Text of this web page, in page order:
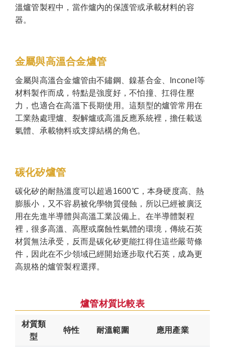
溫爐管製程中，當作爐內的保護管或承載材料的容
器。
金屬與高溫合金爐管
金屬與高溫合金爐管由不鏽鋼、鎳基合金、Inconel等
材料製作而成，特點是強度好，不怕撞、扛得住壓
力，也適合在高溫下長期使用。這類型的爐管常用在
工業熱處理爐、裂解爐或高溫反應系統裡，擔任載送
氣體、承載物料或支撐結構的角色。
碳化矽爐管
碳化矽的耐熱溫度可以超過1600℃，本身硬度高、熱
膨脹小，又不容易被化學物質侵蝕，所以已經被廣泛
用在先進半導體與高溫工業設備上。在半導體製程
裡，很多高溫、高壓或腐蝕性氣體的環境，傳統石英
材質無法承受，反而是碳化矽更能扛得住這些嚴苛條
件，因此在不少領域已經開始逐步取代石英，成為更
高規格的爐管製程選擇。
爐管材質比較表
材質類
型
特性 耐溫範圍 應用產業